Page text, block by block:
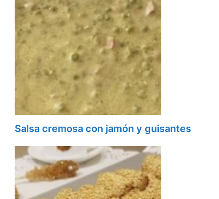
Salsa cremosa con jamón y guisantes